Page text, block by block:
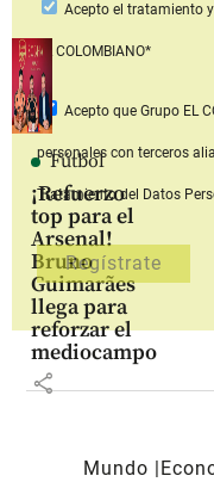
Fútbol
¡Refuerzo
top para el
Arsenal!
Bruno
Guimarães
llega para
reforzar el
mediocampo
share
Acepto el tratamiento
EL COLOMBIANO*
Acepto que Grupo EL
personales con terceros
Tratamiento del Datos
Mundo